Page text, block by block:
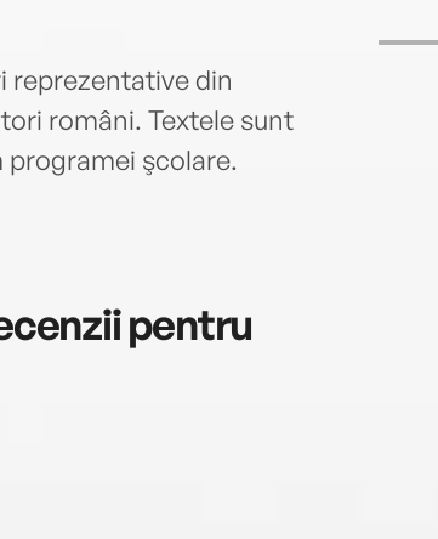
reprezentative din
români. Textele sunt
şcolare.
pentru